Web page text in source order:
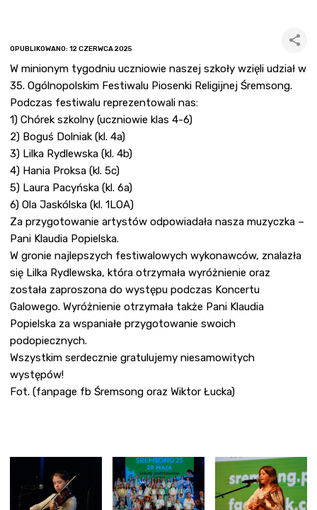
OPUBLIKOWANO: 12 CZERWCA 2025
W minionym tygodniu uczniowie naszej szkoły wzięli udział w
35. Ogólnopolskim Festiwalu Piosenki Religijnej Śremsong.
Podczas festiwalu reprezentowali nas:
1) Chórek szkolny (uczniowie klas 4-6)
2) Boguś Dolniak (kl. 4a)
3) Lilka Rydlewska (kl. 4b)
4) Hania Proksa (kl. 5c)
5) Laura Pacyńska (kl. 6a)
6) Ola Jaskólska (kl. 1LOA)
Za przygotowanie artystów odpowiadała nasza muzyczka –
Pani Klaudia Popielska.
W gronie najlepszych festiwalowych wykonawców, znalazła
się Lilka Rydlewska, która otrzymała wyróżnienie oraz
została zaproszona do występu podczas Koncertu
Galowego. Wyróżnienie otrzymała także Pani Klaudia
Popielska za wspaniałe przygotowanie swoich
podopiecznych.
Wszystkim serdecznie gratulujemy niesamowitych
występów!
Fot. (fanpage fb Śremsong oraz Wiktor Łucka)